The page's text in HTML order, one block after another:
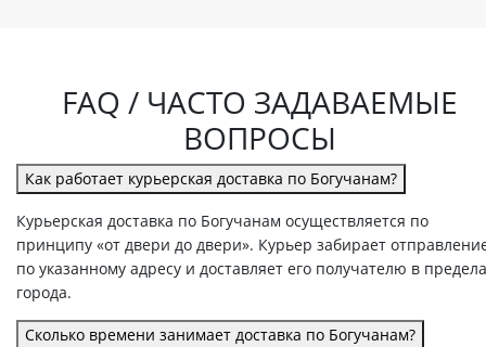
FAQ / ЧАСТО ЗАДАВАЕМЫЕ
ВОПРОСЫ
Как работает курьерская доставка по Богучанам?
Курьерская доставка по Богучанам осуществляется по
принципу «от двери до двери». Курьер забирает
по указанному адресу и доставляет его получателю в
города.
Сколько времени занимает доставка по Богучанам?